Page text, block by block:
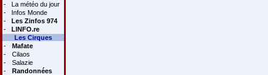
-
La météo du jour
-
Infos Monde
-
Les Zinfos 974
-
LINFO.re
Les Cirques
-
Mafate
-
Cilaos
-
Salazie
-
Randonnées